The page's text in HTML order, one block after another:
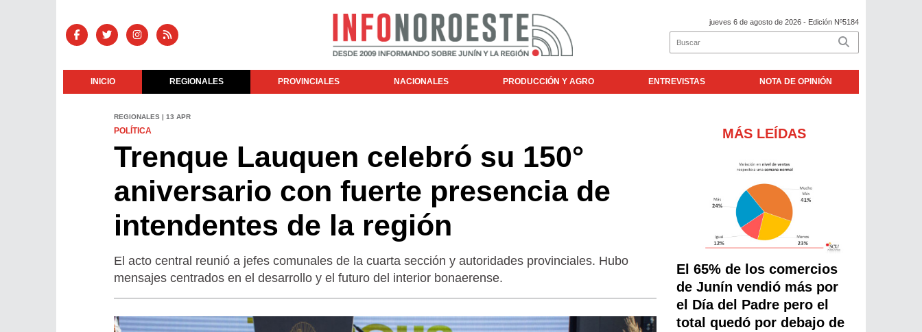
jueves 6 de agosto de 2026 - Edición Nº5184
INICIO REGIONALES PROVINCIALES NACIONALES PRODUCCIÓN Y AGRO ENTREVISTAS NOTA DE OPINIÓN
REGIONALES | 13 APR
POLÍTICA
Trenque Lauquen celebró su 150°
aniversario con fuerte presencia de
intendentes de la región
El acto central reunió a jefes comunales de la cuarta sección y autoridades provinciales. Hubo
mensajes centrados en el desarrollo y el futuro del interior bonaerense.
MÁS LEÍDAS
El 65% de los comercios
de Junín vendió más por
el Día del Padre pero el
total quedó por debajo de